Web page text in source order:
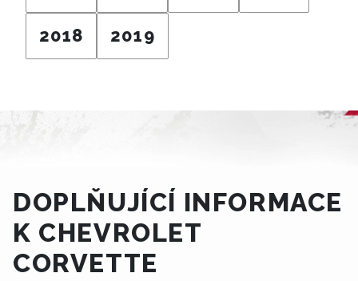
2018 2019
DOPLŇUJÍCÍ INFORMACE
K CHEVROLET
CORVETTE